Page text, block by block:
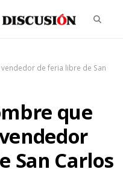
de feria libre de San
que
San Carlos